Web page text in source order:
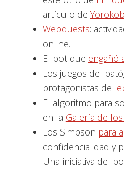
artículo de
Webquests:
online.
El bot que engañó
Los juegos del
protagonistas del
El algoritmo para
en la Galería de
Los Simpson para
confidencialidad y
Una iniciativa del